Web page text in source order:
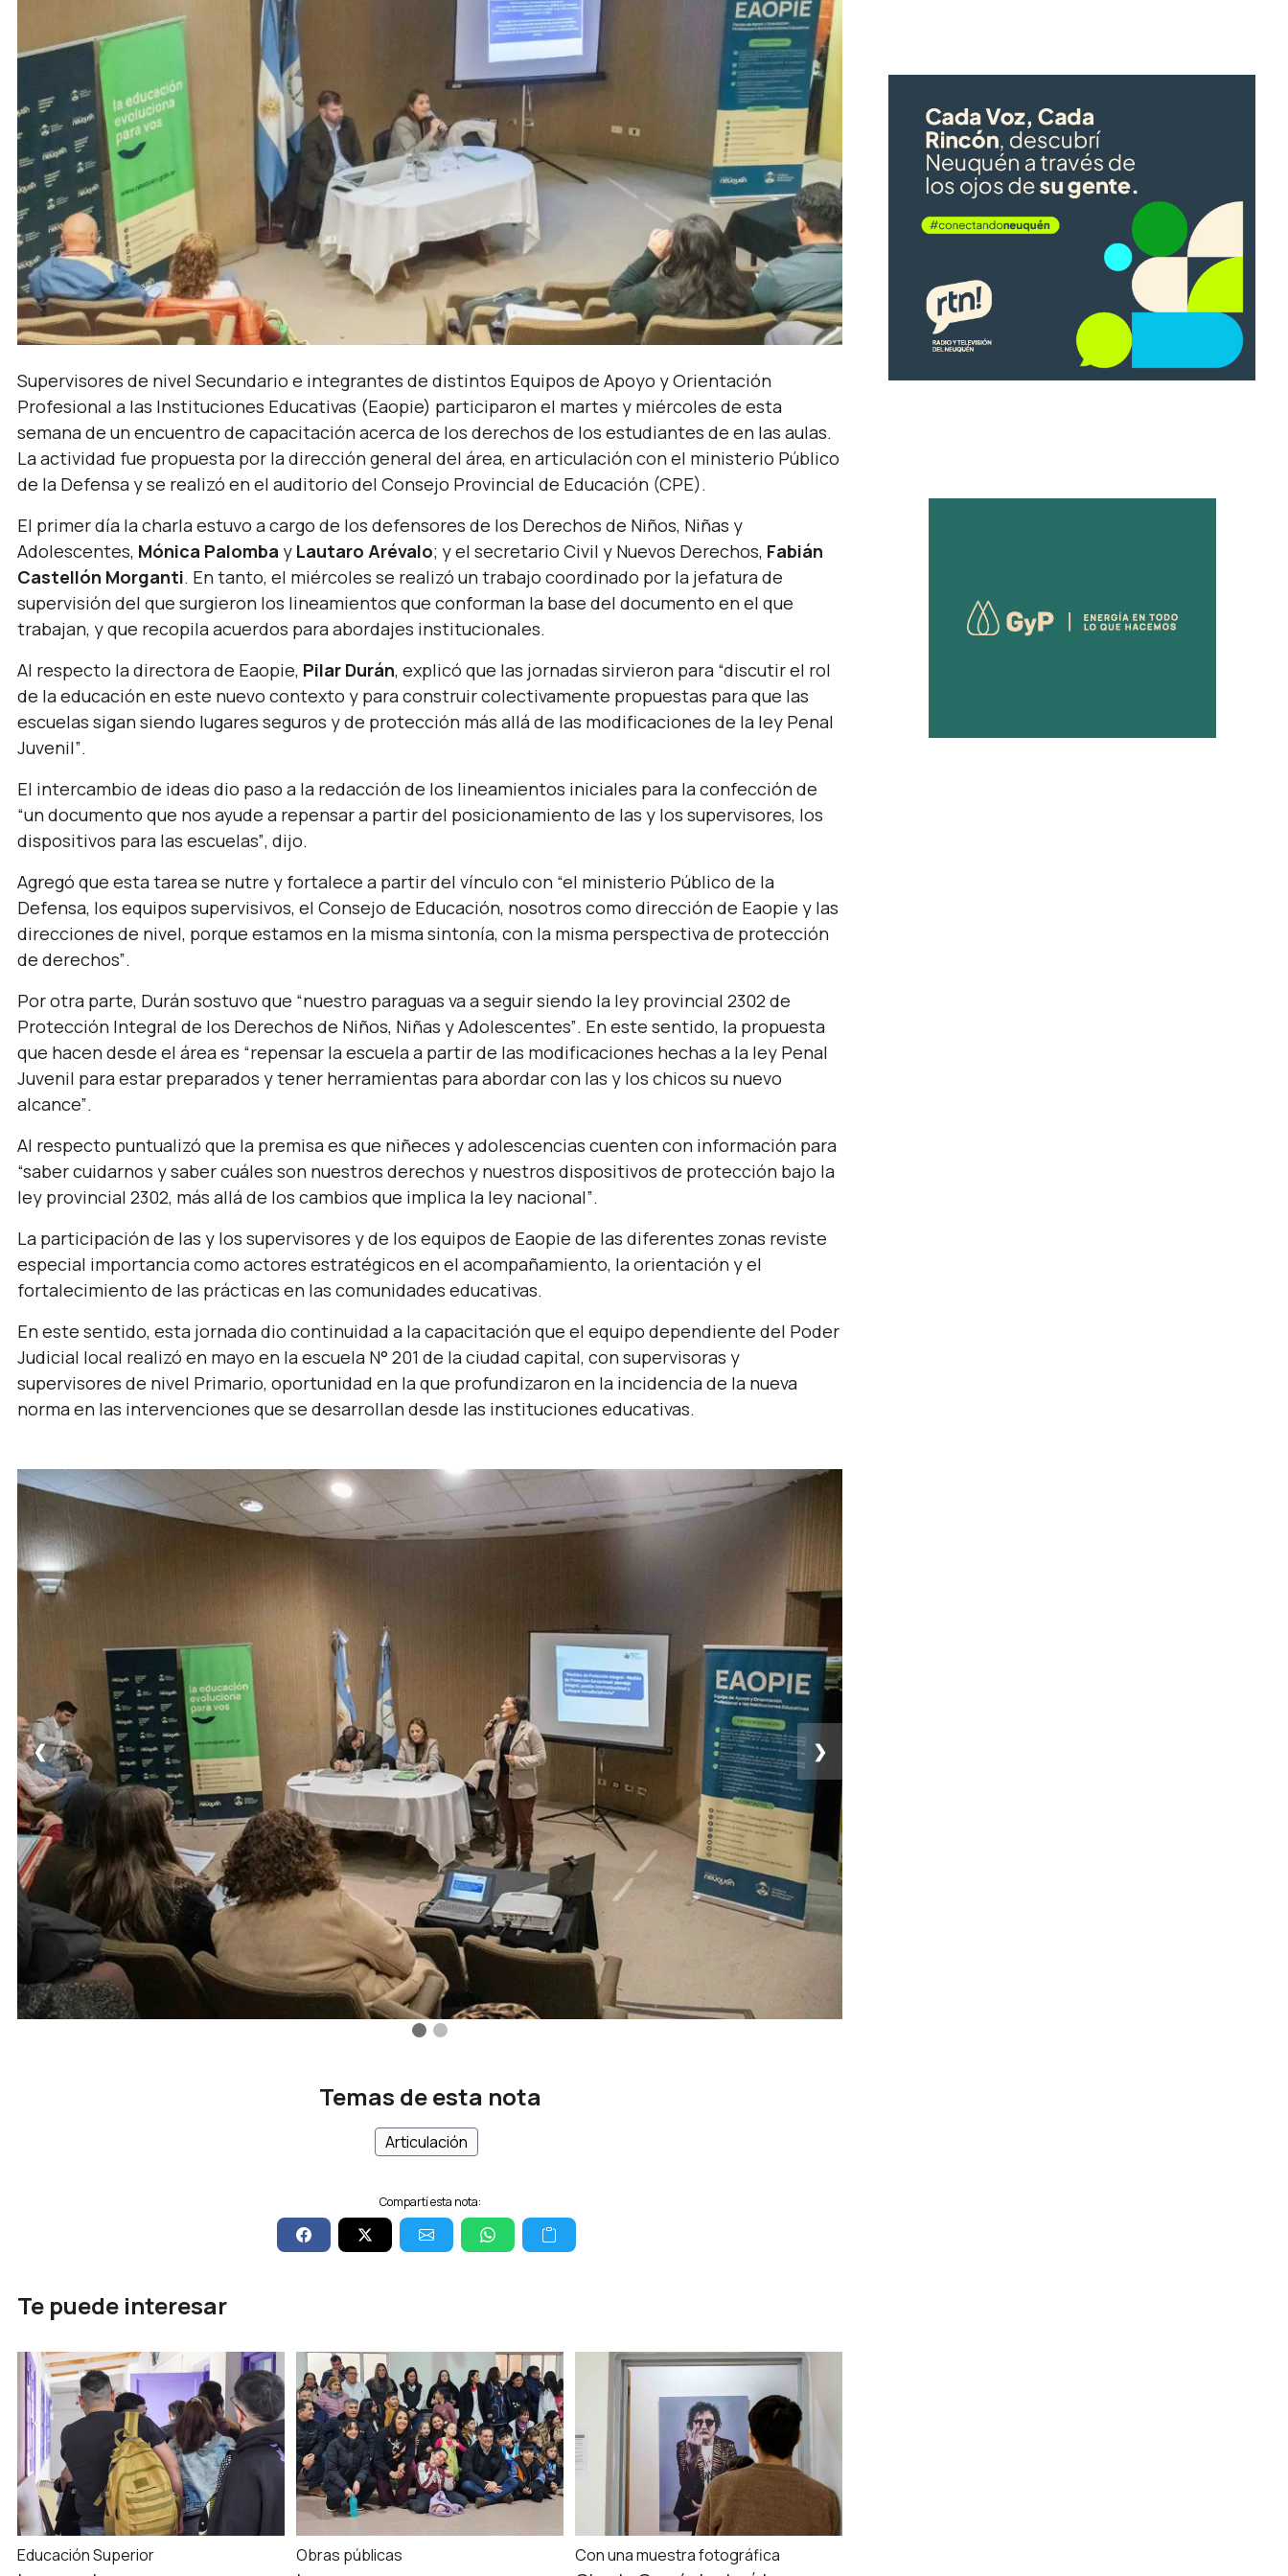
Supervisores de nivel Secundario e integrantes de distintos Equipos de Apoyo y Orientación
Profesional a las Instituciones Educativas (Eaopie) participaron el martes y miércoles de esta
semana de un encuentro de capacitación acerca de los derechos de los estudiantes de en las aulas.
La actividad fue propuesta por la dirección general del área, en articulación con el ministerio Público
de la Defensa y se realizó en el auditorio del Consejo Provincial de Educación (CPE).
El primer día la charla estuvo a cargo de los defensores de los Derechos de Niños, Niñas y
Adolescentes, Mónica Palomba y Lautaro Arévalo; y el secretario Civil y Nuevos Derechos, Fabián
Castellón Morganti. En tanto, el miércoles se realizó un trabajo coordinado por la jefatura de
supervisión del que surgieron los lineamientos que conforman la base del documento en el que
trabajan, y que recopila acuerdos para abordajes institucionales.
Al respecto la directora de Eaopie, Pilar Durán, explicó que las jornadas sirvieron para “discutir el rol
de la educación en este nuevo contexto y para construir colectivamente propuestas para que las
escuelas sigan siendo lugares seguros y de protección más allá de las modificaciones de la ley Penal
Juvenil”.
El intercambio de ideas dio paso a la redacción de los lineamientos iniciales para la confección de
“un documento que nos ayude a repensar a partir del posicionamiento de las y los supervisores, los
dispositivos para las escuelas”, dijo.
Agregó que esta tarea se nutre y fortalece a partir del vínculo con “el ministerio Público de la
Defensa, los equipos supervisivos, el Consejo de Educación, nosotros como dirección de Eaopie y las
direcciones de nivel, porque estamos en la misma sintonía, con la misma perspectiva de protección
de derechos”.
Por otra parte, Durán sostuvo que “nuestro paraguas va a seguir siendo la ley provincial 2302 de
Protección Integral de los Derechos de Niños, Niñas y Adolescentes”. En este sentido, la propuesta
que hacen desde el área es “repensar la escuela a partir de las modificaciones hechas a la ley Penal
Juvenil para estar preparados y tener herramientas para abordar con las y los chicos su nuevo
alcance”.
Al respecto puntualizó que la premisa es que niñeces y adolescencias cuenten con información para
“saber cuidarnos y saber cuáles son nuestros derechos y nuestros dispositivos de protección bajo la
ley provincial 2302, más allá de los cambios que implica la ley nacional”.
La participación de las y los supervisores y de los equipos de Eaopie de las diferentes zonas reviste
especial importancia como actores estratégicos en el acompañamiento, la orientación y el
fortalecimiento de las prácticas en las comunidades educativas.
En este sentido, esta jornada dio continuidad a la capacitación que el equipo dependiente del Poder
Judicial local realizó en mayo en la escuela N° 201 de la ciudad capital, con supervisoras y
supervisores de nivel Primario, oportunidad en la que profundizaron en la incidencia de la nueva
norma en las intervenciones que se desarrollan desde las instituciones educativas.
❮ ❯
Temas de esta nota
Articulación
Compartí esta nota:
Te puede interesar
Educación Superior Obras públicas Con una muestra fotográfica